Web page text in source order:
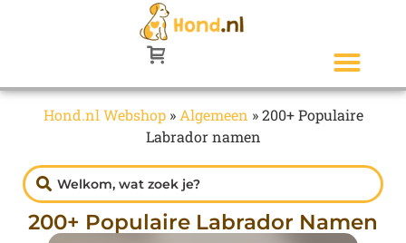
Hond.nl Webshop» Algemeen »200+ Populaire
Labrador namen
200+ Populaire Labrador Namen